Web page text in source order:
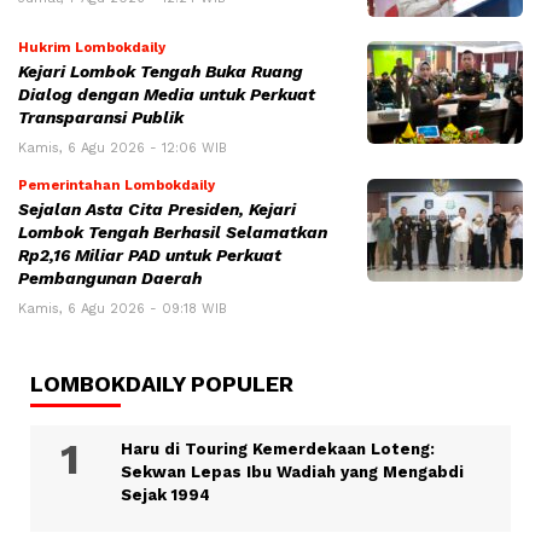
Hukrim Lombokdaily
Kejari Lombok Tengah Buka Ruang
Dialog dengan Media untuk Perkuat
Transparansi Publik
Kamis, 6 Agu 2026 - 12:06 WIB
Pemerintahan Lombokdaily
Sejalan Asta Cita Presiden, Kejari
Lombok Tengah Berhasil Selamatkan
Rp2,16 Miliar PAD untuk Perkuat
Pembangunan Daerah
Kamis, 6 Agu 2026 - 09:18 WIB
LOMBOKDAILY POPULER
Haru di Touring Kemerdekaan Loteng:
Sekwan Lepas Ibu Wadiah yang Mengabdi
Sejak 1994